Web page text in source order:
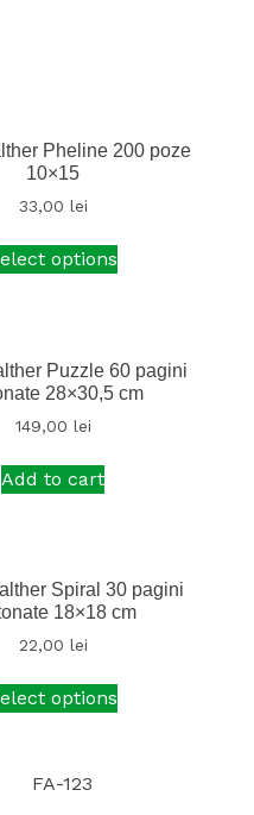
Pheline 200 poze
10×15
33,00 lei
options
Puzzle 60 pagini
28×30,5 cm
149,00 lei
Add to cart
Spiral 30 pagini
18×18 cm
22,00 lei
options